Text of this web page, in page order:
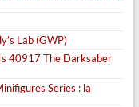
Lab (GWP)
40917 The Darksaber
Series : la